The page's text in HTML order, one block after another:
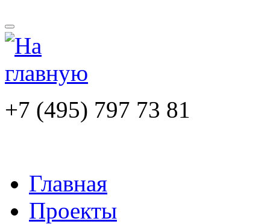
+7 (495) 797 73 81
Главная
Проекты